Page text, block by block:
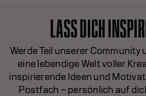
LASS DICH
Werde Teil unserer Community
eine lebendige Welt voller
inspirierende Ideen und
Postfach – persönlich auf